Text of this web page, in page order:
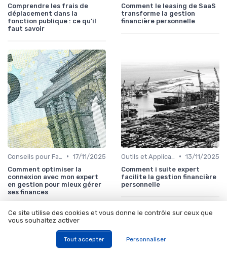
Comprendre les frais de
déplacement dans la
fonction publique : ce qu’il
faut savoir
Comment le leasing de SaaS
transforme la gestion
financière personnelle
• 17/11/2025
Comment optimiser la
connexion avec mon expert
en gestion pour mieux gérer
ses finances
• 13/11/2025
Comment i suite expert
facilite la gestion financière
personnelle
Ce site utilise des cookies et vous donne le contrôle sur ceux que
vous souhaitez activer
Tout accepter Personnaliser